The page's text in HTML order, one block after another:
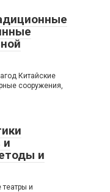
Китайские
сооружения,
и
и
и